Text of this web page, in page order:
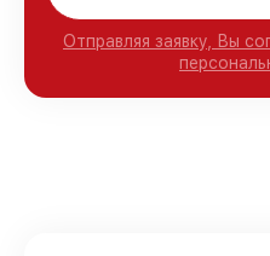
Отправляя заявку, Вы